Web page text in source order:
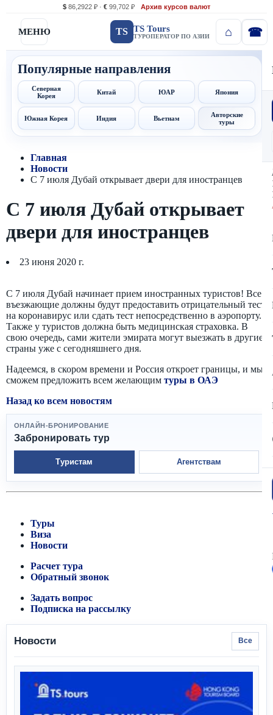
$ 86,2922 ₽ · € 99,702 ₽ Архив курсов валют
МЕНЮ TS TS Tours
ТУРОПЕРАТОР ПО АЗИИ
Популярные направления
Северная
Корея
Китай ЮАР Япония
Южная Корея Индия Вьетнам
Авторские
туры
Главная
Новости
С 7 июля Дубай открывает двери для иностранцев
С 7 июля Дубай открывает
двери для иностранцев
23 июня 2020 г.
С 7 июля Дубай начинает прием иностранных туристов! Все
въезжающие должны будут предоставить отрицательный тест
на коронавирус или сдать тест непосредственно в аэропорту.
Также у туристов должна быть медицинская страховка. В
свою очередь, сами жители эмирата могут выезжать в другие
страны уже с сегодняшнего дня.
Надеемся, в скором времени и Россия откроет границы, и мы
сможем предложить всем желающим туры в ОАЭ
Назад ко всем новостям
ОНЛАЙН-БРОНИРОВАНИЕ
Забронировать тур
Туристам Агентствам
Туры
Виза
Новости
Расчет тура
Обратный звонок
Задать вопрос
Подписка на рассылку
Новости Все